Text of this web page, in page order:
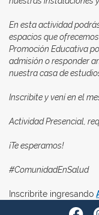
En esta actividad
espacios que
Promoción Educativa
admisión o responder
nuestra casa de
Inscribite y vení en el
Actividad Presencial,
¡Te esperamos!
#ComunidadEnSalud
Inscribrite ingresando